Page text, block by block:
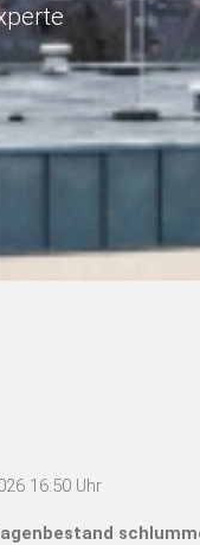
16:50 Uhr